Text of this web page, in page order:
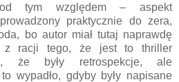
tym względem – aspekt
praktycznie do zera,
bo autor miał tutaj naprawdę
z racji tego, że jest to thriller
że były retrospekcje, ale
wypadło, gdyby były napisane